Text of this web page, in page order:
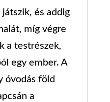
és addig
míg végre
a testrészek,
egy ember. A
óvodás föld
a